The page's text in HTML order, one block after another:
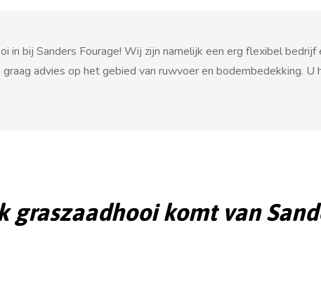
in bij Sanders Fourage! Wij zijn namelijk een erg flexibel bedrijf
advies op het gebied van ruwvoer en bodembedekking. U
komt van